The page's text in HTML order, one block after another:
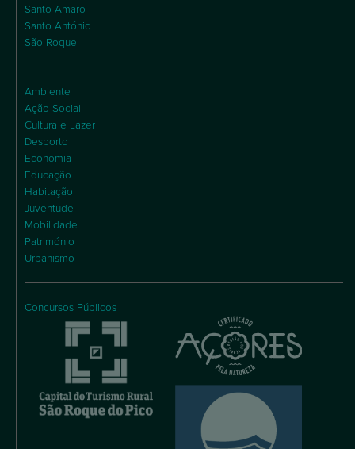
Santo Amaro
Santo António
São Roque
Ambiente
Ação Social
Cultura e Lazer
Desporto
Economia
Educação
Habitação
Juventude
Mobilidade
Património
Urbanismo
Concursos Públicos